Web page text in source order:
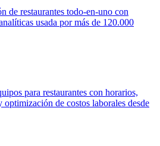
de restaurantes todo-en-uno con
usada por más de 120.000
para restaurantes con horarios,
de costos laborales desde